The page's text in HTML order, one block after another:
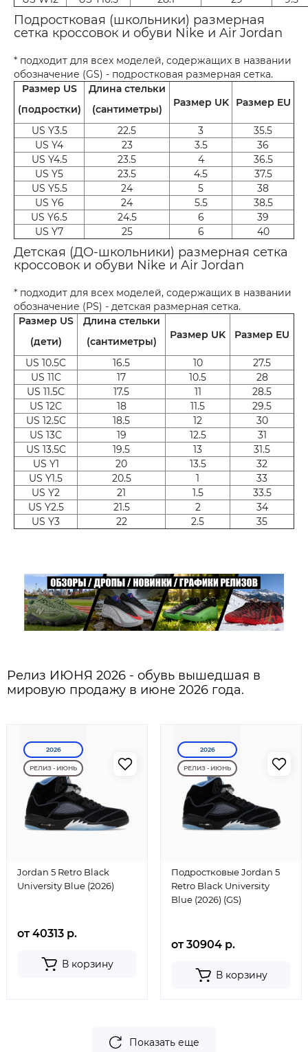
Подростковая (школьники) размерная
сетка кроссовок и обуви Nike и Air Jordan
* подходит для всех моделей, содержащих в названии
обозначение (GS) - подростковая размерная сетка.
Размер US
(подростки)
Длина стельки
(сантиметры)
Размер UK Размер EU
US Y3.5 22.5 3
35.5
US Y4
23 3.5
36
US Y4.5
23.5 4
36.5
US Y5
23.5 4.5
37.5
US Y5.5
24 5
38
US Y6
24 5.5
38.5
US Y6.5
24.5 6
39
US Y7
25 6 40
Детская (ДО-школьники) размерная сетка
кроссовок и обуви Nike и Air Jordan
* подходит для всех моделей, содержащих в названии
обозначение (PS) - детская размерная сетка.
Размер US
(дети)
Длина стельки
(сантиметры)
Размер UK Размер EU
US 10.5C 16.5 10
27.5
US 11C
17 10.5
28
US 11.5C
17.5 11
28.5
US 12C
18 11.5
29.5
US 12.5C
18.5 12
30
US 13C
19 12.5
31
US 13.5C
19.5 13
31.5
US Y1
20 13.5
32
US Y1.5
20.5 1
33
US Y2
21 1.5
33.5
US Y2.5
21.5 2
34
US Y3
22 2.5 35
Релиз ИЮНЯ 2026 - обувь вышедшая в
мировую продажу в июне 2026 года.
2026
РЕЛИЗ - ИЮНЬ
Jordan 5 Retro Black
University Blue (2026)
от 40313 р.
В корзину
2026
РЕЛИЗ - ИЮНЬ
Подростковые Jordan 5
Retro Black University
Blue (2026) (GS)
от 30904 р.
В корзину
Показать еще